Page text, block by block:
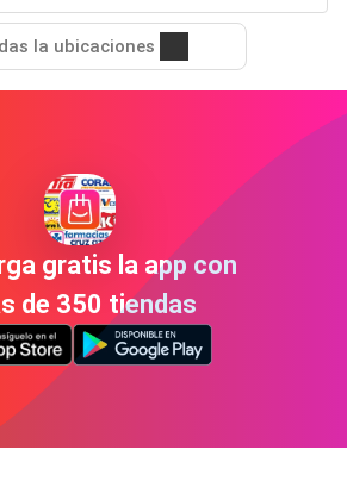
la ubicaciones
gratis la app con
de 350 tiendas